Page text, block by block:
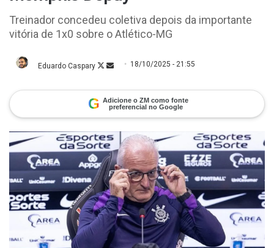
Treinador concedeu coletiva depois da importante
vitória de 1x0 sobre o Atlético-MG
Eduardo Caspary FollowMande
mail
18/10/2025 - 21:55
G Adicione o ZM como fonte
preferencial no Google